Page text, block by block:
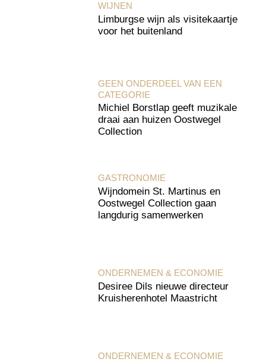
WIJNEN
Limburgse wijn als visitekaartje
voor het buitenland
GEEN ONDERDEEL VAN EEN
CATEGORIE
Michiel Borstlap geeft muzikale
draai aan huizen Oostwegel
Collection
GASTRONOMIE
Wijndomein St. Martinus en
Oostwegel Collection gaan
langdurig samenwerken
ONDERNEMEN & ECONOMIE
Desiree Dils nieuwe directeur
Kruisherenhotel Maastricht
ONDERNEMEN & ECONOMIE